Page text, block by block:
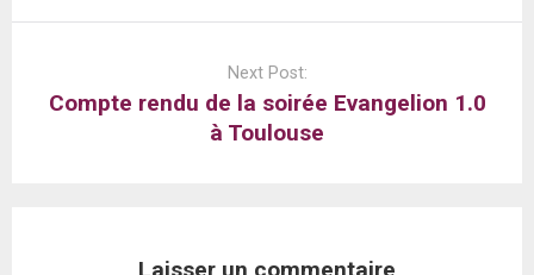
Next Post:
Compte rendu de la soirée Evangelion 1.0
à Toulouse
Laisser un commentaire